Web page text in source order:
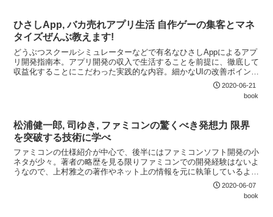
ひさしApp, バカ売れアプリ生活 自作ゲーの集客とマネ
タイズぜんぶ教えます!
どうぶつスクールシミュレーターなどで有名なひさしAppによるアプ
リ開発指南本。アプリ開発の収入で生活することを前提に、徹底して
収益化することにこだわった実践的な内容。細かなUIの改善ポイント
からマネタイズの方法まで、包み隠さずに公開してくれているのは好
感が持てる。また、アプリ開発につきものの爆死への対応方法 (爆死
2020-06-21
book
松浦健一郎, 司ゆき, ファミコンの驚くべき発想力 限界
を突破する技術に学べ
ファミコンの仕様紹介が中心で、後半にはファミコンソフト開発の小
ネタが少々。著者の略歴を見る限りファミコンでの開発経験はないよ
うなので、上村雅之の著作やネット上の情報を元に執筆しているよう
2020-06-07
book